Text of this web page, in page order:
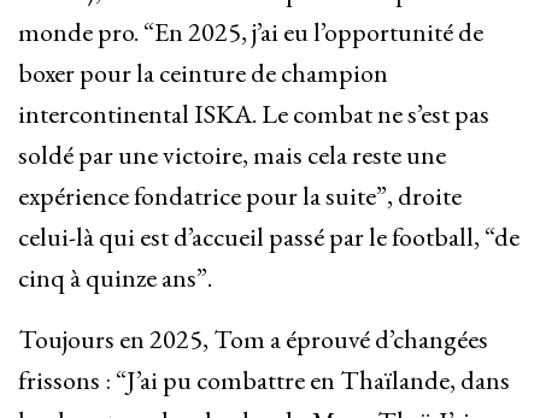
monde pro. “En 2025, j’ai eu l’opportunité de
boxer pour la ceinture de champion
intercontinental ISKA. Le combat ne s’est pas
soldé par une victoire, mais cela reste une
expérience fondatrice pour la suite”, droite
celui-là qui est d’accueil passé par le football, “de
cinq à quinze ans”.
Toujours en 2025, Tom a éprouvé d’changées
frissons : “J’ai pu combattre en Thaïlande, dans